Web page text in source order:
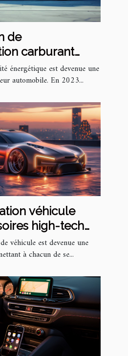
de
carburant
automobiles
tendances
énergétique est devenue une
automobile. En 2023...
véhicule
high-tech
un look unique
véhicule est devenue une
à chacun de se...